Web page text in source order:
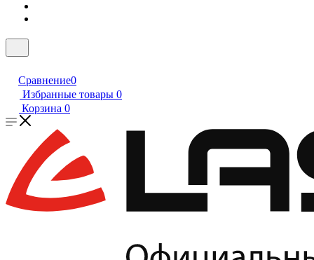
Сравнение0
Избранные товары 0
Корзина 0